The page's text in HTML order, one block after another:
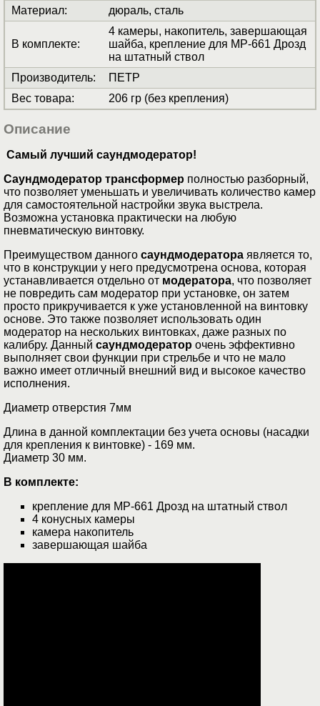
Материал: дюраль, сталь
В комплекте:
4 камеры, накопитель, завершающая
шайба, крепление для МР-661 Дрозд
на штатный ствол
Производитель:
ПЕТР
Вес товара: 206 гр (без крепления)
Описание
Самый лучший саундмодератор!
Cаундмодератор трансформер полностью разборный,
что позволяет уменьшать и увеличивать количество камер
для самостоятельной настройки звука выстрела.
Возможна установка практически на любую
пневматическую винтовку.
Преимуществом данного саундмодератора является то,
что в конструкции у него предусмотрена основа, которая
устанавливается отдельно от модератора, что позволяет
не повредить сам модератор при установке, он затем
просто прикручивается к уже установленной на винтовку
основе. Это также позволяет использовать один
модератор на нескольких винтовках, даже разных по
калибру. Данный саундмодератор очень эффективно
выполняет свои функции при стрельбе и что не мало
важно имеет отличный внешний вид и высокое качество
исполнения.
Диаметр отверстия 7мм
Длина в данной комплектации без учета основы (насадки
для крепления к винтовке) ­- 169 мм.
Диаметр 30 мм.
В комплекте:
крепление для МР-661 Дрозд на штатный ствол
4 конусных камеры
камера накопитель
завершающая шайба